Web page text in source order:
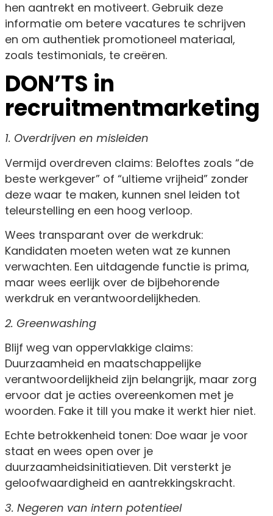
hen aantrekt en motiveert. Gebruik deze
informatie om betere vacatures te schrijven
en om authentiek promotioneel materiaal,
zoals testimonials, te creëren.
DON’TS in
recruitmentmarketing
1. Overdrijven en misleiden
Vermijd overdreven claims: Beloftes zoals “de
beste werkgever” of “ultieme vrijheid” zonder
deze waar te maken, kunnen snel leiden tot
teleurstelling en een hoog verloop.
Wees transparant over de werkdruk:
Kandidaten moeten weten wat ze kunnen
verwachten. Een uitdagende functie is prima,
maar wees eerlijk over de bijbehorende
werkdruk en verantwoordelijkheden.
2. Greenwashing
Blijf weg van oppervlakkige claims:
Duurzaamheid en maatschappelijke
verantwoordelijkheid zijn belangrijk, maar zorg
ervoor dat je acties overeenkomen met je
woorden. Fake it till you make it werkt hier niet.
Echte betrokkenheid tonen: Doe waar je voor
staat en wees open over je
duurzaamheidsinitiatieven. Dit versterkt je
geloofwaardigheid en aantrekkingskracht.
3. Negeren van intern potentieel